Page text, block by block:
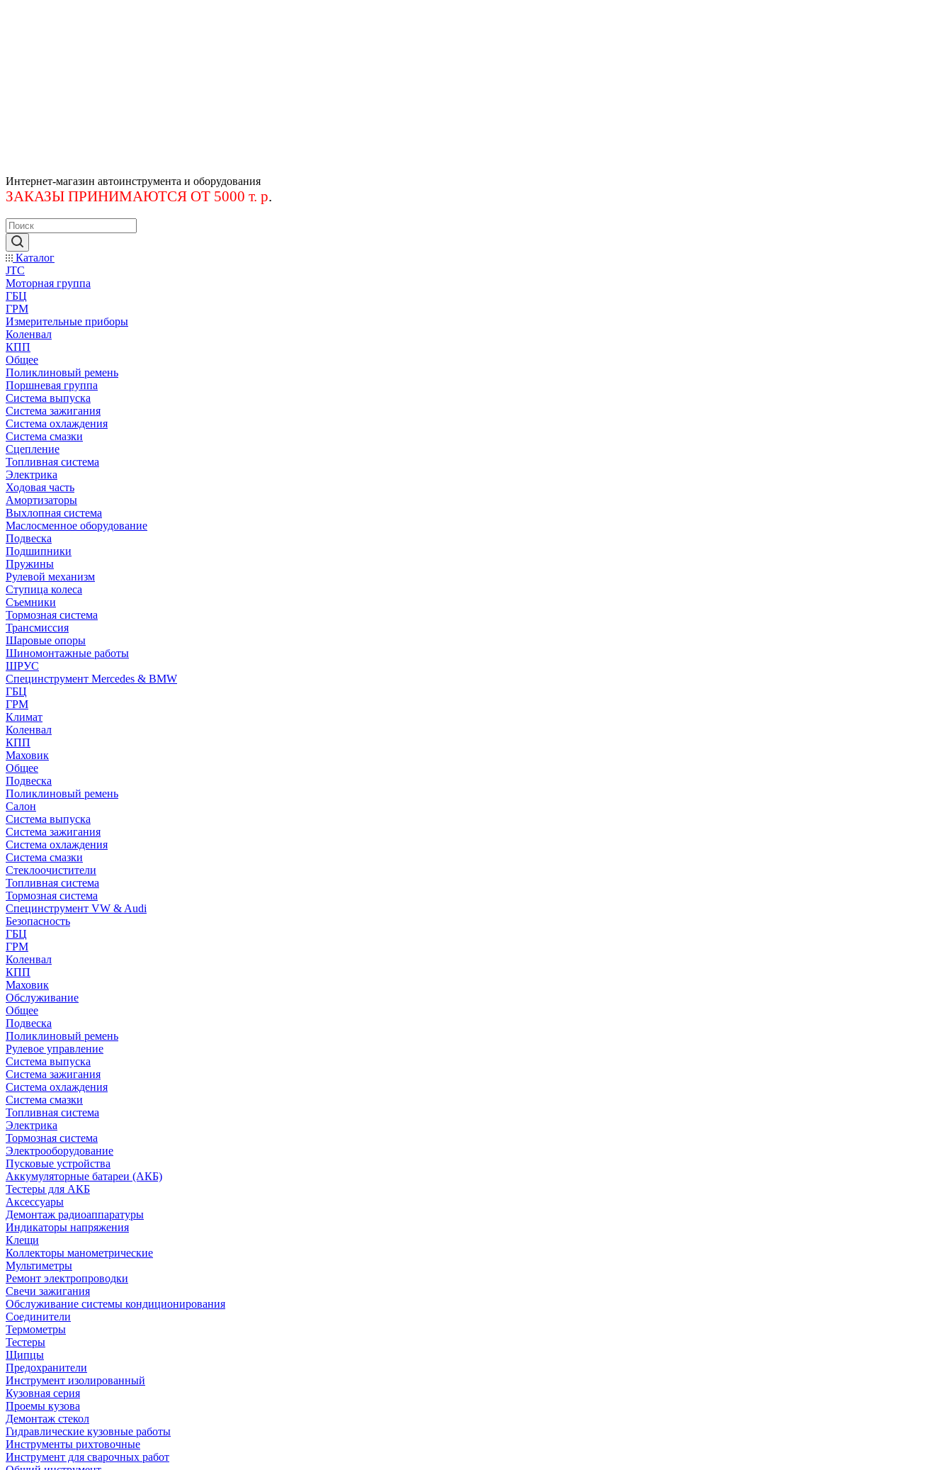
Интернет-магазин автоинструмента и оборудования
ЗАКАЗЫ ПРИНИМАЮТСЯ ОТ 5000 т. р.
Каталог
JTC
Моторная группа
ГБЦ
ГРМ
Измерительные приборы
Коленвал
КПП
Общее
Поликлиновый ремень
Поршневая группа
Система выпуска
Система зажигания
Система охлаждения
Система смазки
Сцепление
Топливная система
Электрика
Ходовая часть
Амортизаторы
Выхлопная система
Маслосменное оборудование
Подвеска
Подшипники
Пружины
Рулевой механизм
Ступица колеса
Съемники
Тормозная система
Трансмиссия
Шаровые опоры
Шиномонтажные работы
ШРУС
Специнструмент Mercedes & BMW
ГБЦ
ГРМ
Климат
Коленвал
КПП
Маховик
Общее
Подвеска
Поликлиновый ремень
Салон
Система выпуска
Система зажигания
Система охлаждения
Система смазки
Стеклоочистители
Топливная система
Тормозная система
Специнструмент VW & Audi
Безопасность
ГБЦ
ГРМ
Коленвал
КПП
Маховик
Обслуживание
Общее
Подвеска
Поликлиновый ремень
Рулевое управление
Система выпуска
Система зажигания
Система охлаждения
Система смазки
Топливная система
Электрика
Тормозная система
Электрооборудование
Пусковые устройства
Аккумуляторные батареи (АКБ)
Тестеры для АКБ
Аксессуары
Демонтаж радиоаппаратуры
Индикаторы напряжения
Клещи
Коллекторы манометрические
Мультиметры
Ремонт электропроводки
Свечи зажигания
Обслуживание системы кондиционирования
Соединители
Термометры
Тестеры
Щипцы
Предохранители
Инструмент изолированный
Кузовная серия
Проемы кузова
Демонтаж стекол
Гидравлические кузовные работы
Инструменты рихтовочные
Инструмент для сварочных работ